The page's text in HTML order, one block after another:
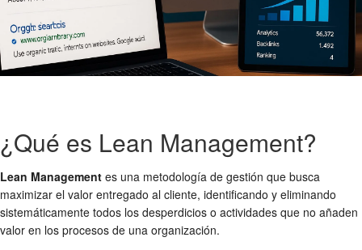
¿Qué es Lean Management?
Lean Management es una metodología de gestión que busca
maximizar el valor entregado al cliente, identificando y eliminando
sistemáticamente todos los desperdicios o actividades que no añaden
valor en los procesos de una organización.